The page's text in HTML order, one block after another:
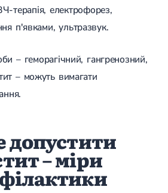
терапія, електрофорез,
п'явками, ультразвук.
– геморагічний, гангренозний,
– можуть вимагати
допустити
– міри